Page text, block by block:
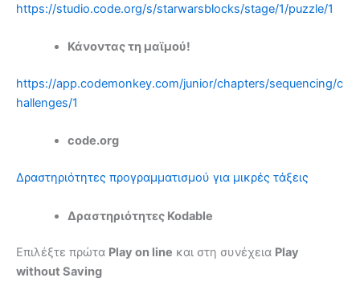
https://studio.code.org/s/starwarsblocks/stage/1/puzzle/1
Κάνοντας τη μαϊμού!
https://app.codemonkey.com/junior/chapters/sequencing/c
hallenges/1
code.org
Δραστηριότητες προγραμματισμού για μικρές τάξεις
Δραστηριότητες Kodable
Επιλέξτε πρώτα Play on line και στη συνέχεια Play
without Saving